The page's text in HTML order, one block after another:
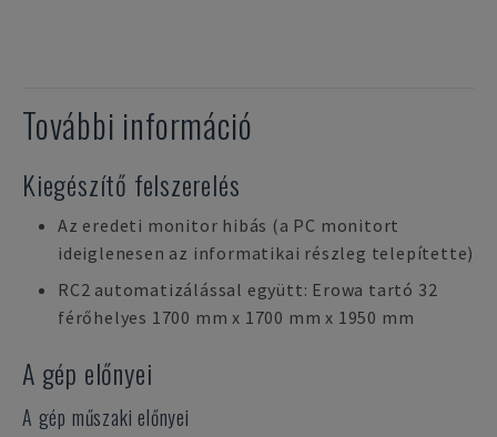
További információ
Kiegészítő felszerelés
Az eredeti monitor hibás (a PC monitort
ideiglenesen az informatikai részleg telepítette)
RC2 automatizálással együtt: Erowa tartó 32
férőhelyes 1700 mm x 1700 mm x 1950 mm
A gép előnyei
A gép műszaki előnyei